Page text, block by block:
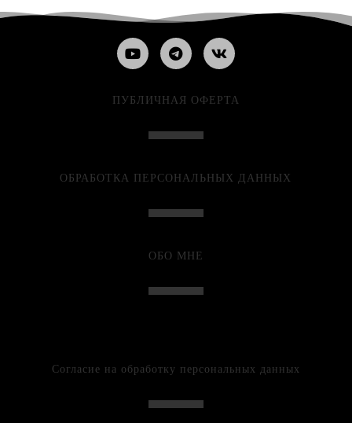
ПУБЛИЧНАЯ ОФЕРТА
ОБРАБОТКА ПЕРСОНАЛЬНЫХ ДАННЫХ
ОБО МНЕ
Согласие на обработку персональных данных